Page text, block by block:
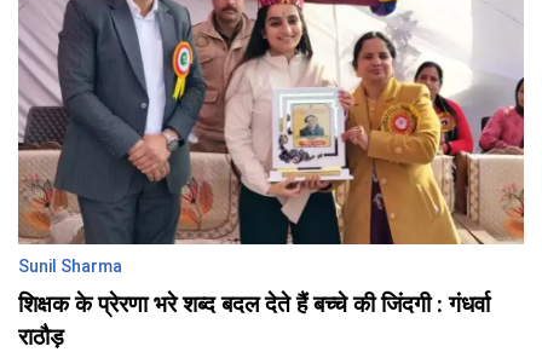
Sunil Sharma
शिक्षक के प्रेरणा भरे शब्द बदल देते हैं बच्चे की जिंदगी : गंधर्वा
राठौड़